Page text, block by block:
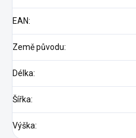
EAN:
Země původu:
Délka:
Šířka:
Výška: